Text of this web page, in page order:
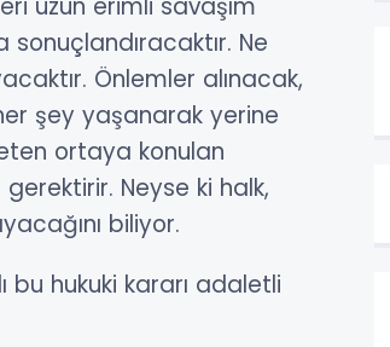
sonuçlandıracaktır. Ne
Önlemler alınacak,
şey yaşanarak yerine
ortaya konulan
Neyse ki halk,
biliyor.
hukuki kararı adaletli